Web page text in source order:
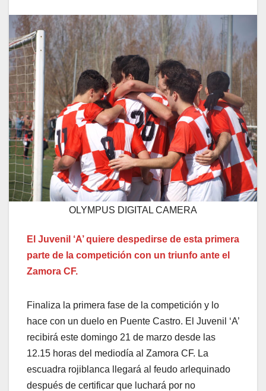
OLYMPUS DIGITAL CAMERA
El Juvenil ‘A’ quiere despedirse de esta primera
parte de la competición con un triunfo ante el
Zamora CF.
Finaliza la primera fase de la competición y lo
hace con un duelo en Puente Castro. El Juvenil ‘A’
recibirá este domingo 21 de marzo desde las
12.15 horas del mediodía al Zamora CF. La
escuadra rojiblanca llegará al feudo arlequinado
después de certificar que luchará por no